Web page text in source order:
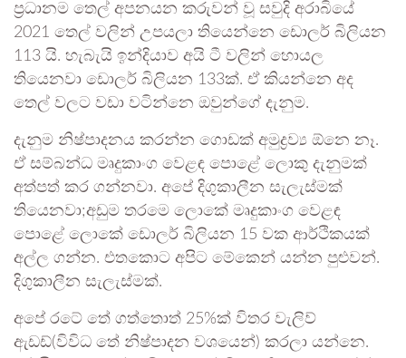
ප්‍රධානම තෙල් අපනයන කරුවන් වූ සවුදි අරාබියේ
2021 තෙල් වලින් උපයලා තියෙන්නෙ ඩොලර් බිලියන
113 යි. හැබැයි ඉන්දියාව අයි ටී වලින් හොයල
තියෙනවා ඩොලර් බිලියන 133ක්. ඒ කියන්නෙ අද
තෙල් වලට වඩා වටින්නෙ ඔවුන්ගේ දැනුම.
දැනුම නිෂ්පාදනය කරන්න ගොඩක් අමුද්‍රව්‍ය ඕනෙ නෑ.
ඒ සම්බන්ධ මෘදුකාංග වෙළඳ පොළේ ලොකු දැනුමක්
අත්පත් කර ගන්නවා. අපේ දිගුකාලීන සැලැස්මක්
තියෙනවා;අඩුම තරමෙ ලොකේ මෘදුකාංග වෙළඳ
පොළේ ලොකේ ඩොලර් බිලියන 15 වක ආර්ථිකයක්
අල්ල ගන්න. එතකොට අපිට මේකෙන් යන්න පුළුවන්.
දිගුකාලීන සැලැස්මක්.
අපේ රටේ තේ ගත්තොත් 25%ක් විතර වැලිව්
ඇඩඩ්(විවිධ තේ නිෂ්පාදන වශයෙන්) කරලා යන්නෙ.